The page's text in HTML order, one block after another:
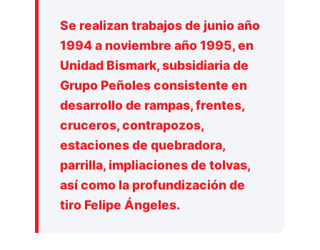
Se realizan trabajos de junio año
1994 a noviembre año 1995, en
Unidad Bismark, subsidiaria de
Grupo Peñoles consistente en
desarrollo de rampas, frentes,
cruceros, contrapozos,
estaciones de quebradora,
parrilla, impliaciones de tolvas,
así como la profundización de
tiro Felipe Ángeles.